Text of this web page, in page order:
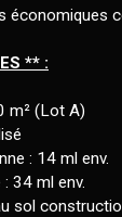
économiques
** :
m² (Lot A)
: 14 ml env.
34 ml env.
sol